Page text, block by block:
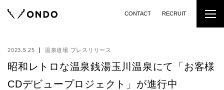
CONTACT RECRUIT
2023.5.25 温泉道場 プレスリリース
昭和レトロな温泉銭湯玉川温泉にて「お客様
CDデビュープロジェクト」が進行中